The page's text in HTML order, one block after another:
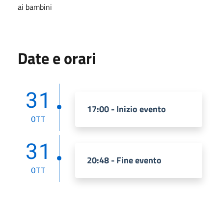
ai bambini
Date e orari
31
OTT
17:00 - Inizio evento
31
OTT
20:48 - Fine evento